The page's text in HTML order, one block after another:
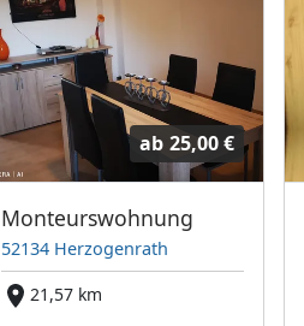
ab 25,00 €
Monteurswohnung
52134 Herzogenrath
21,57 km